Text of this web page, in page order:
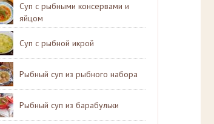
Суп с рыбными консервами и
яйцом
Суп с рыбной икрой
Рыбный суп из рыбного набора
Рыбный суп из барабульки